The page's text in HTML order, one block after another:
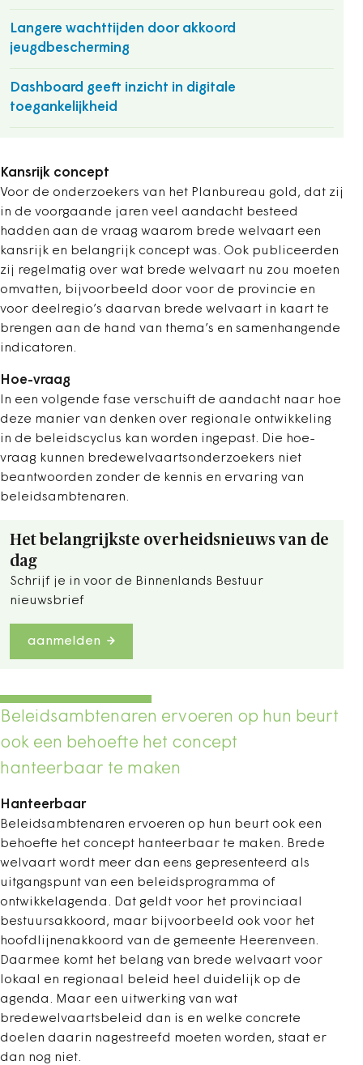
Langere wachttijden door akkoord
jeugdbescherming
Dashboard geeft inzicht in digitale
toegankelijkheid
Kansrijk concept
Voor de onderzoekers van het Planbureau gold, dat zij
in de voorgaande jaren veel aandacht besteed
hadden aan de vraag waarom brede welvaart een
kansrijk en belangrijk concept was. Ook publiceerden
zij regelmatig over wat brede welvaart nu zou moeten
omvatten, bijvoorbeeld door voor de provincie en
voor deelregio’s daarvan brede welvaart in kaart te
brengen aan de hand van thema’s en samenhangende
indicatoren.
Hoe-vraag
In een volgende fase verschuift de aandacht naar hoe
deze manier van denken over regionale ontwikkeling
in de beleidscyclus kan worden ingepast. Die hoe-
vraag kunnen bredewelvaartsonderzoekers niet
beantwoorden zonder de kennis en ervaring van
beleidsambtenaren.
Het belangrijkste overheidsnieuws van de
dag
Schrijf je in voor de Binnenlands Bestuur
nieuwsbrief
aanmelden
Beleidsambtenaren ervoeren op hun beurt
ook een behoefte het concept
hanteerbaar te maken
Hanteerbaar
Beleidsambtenaren ervoeren op hun beurt ook een
behoefte het concept hanteerbaar te maken. Brede
welvaart wordt meer dan eens gepresenteerd als
uitgangspunt van een beleidsprogramma of
ontwikkelagenda. Dat geldt voor het provinciaal
bestuursakkoord, maar bijvoorbeeld ook voor het
hoofdlijnenakkoord van de gemeente Heerenveen.
Daarmee komt het belang van brede welvaart voor
lokaal en regionaal beleid heel duidelijk op de
agenda. Maar een uitwerking van wat
bredewelvaartsbeleid dan is en welke ­concrete
doelen daarin nagestreefd moeten worden, staat er
dan nog niet.